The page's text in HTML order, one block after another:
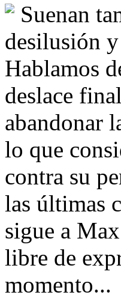
Suenan
desilusión
Hablamos
deslace
abandonar
lo que
contra su
las últimas
sigue a
libre de
momento...